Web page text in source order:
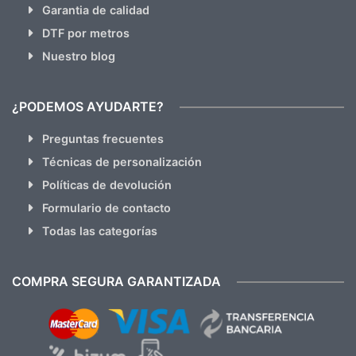
Garantia de calidad
DTF por metros
Nuestro blog
¿PODEMOS AYUDARTE?
Preguntas frecuentes
Técnicas de personalización
Políticas de devolución
Formulario de contacto
Todas las categorías
COMPRA SEGURA GARANTIZADA